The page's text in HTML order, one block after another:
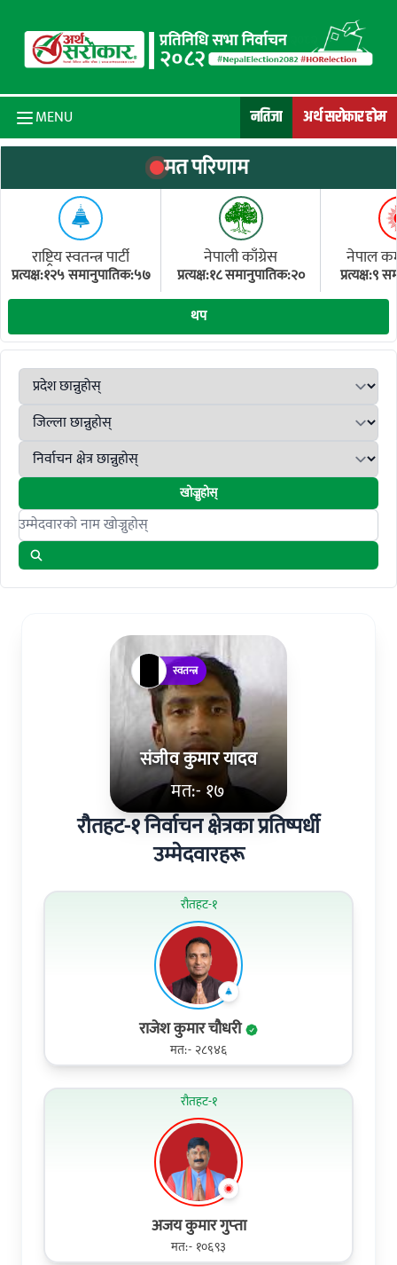
MENU नतिजा अर्थ सरोकार होम
मत परिणाम
राष्ट्रिय स्वतन्त्र पार्टी
प्रत्यक्ष:१२५ समानुपातिक:५७
नेपाली काँग्रेस
प्रत्यक्ष:१८ समानुपातिक:२०
नेपाल
प्रत्यक्ष:९
थप
खोज्नुहोस्
Search candidates
संजीव कुमार यादव
मत:- १७
स्वतन्त्र
रौतहट-१ निर्वाचन क्षेत्रका प्रतिष्पर्धी
उम्मेदवारहरू
रौतहट-१
राजेश कुमार चौधरी
मत:- २८९४६
रौतहट-१
अजय कुमार गुप्‍ता
मत:- १०६९३